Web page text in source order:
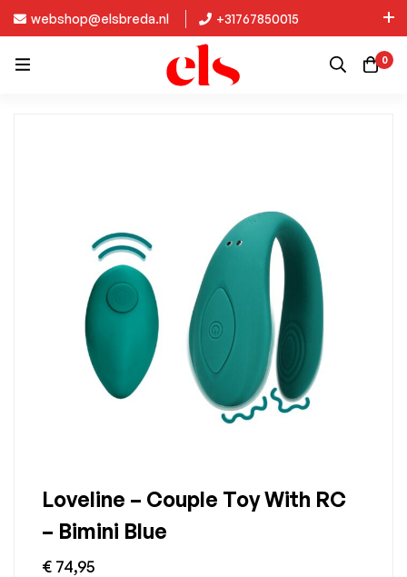
webshop@elsbreda.nl
+31767850015
Nieuw in de collectie: Kinky Diva!
0
Loveline – Couple Toy With RC
– Bimini Blue
€ 74,95